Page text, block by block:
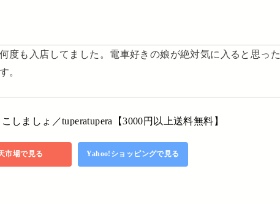
度も入店してました。電車好きの娘が絶対気に入ると思った
。
しましょ／tuperatupera【3000円以上送料無料】
市場で見る Yahoo!ショッピングで見る